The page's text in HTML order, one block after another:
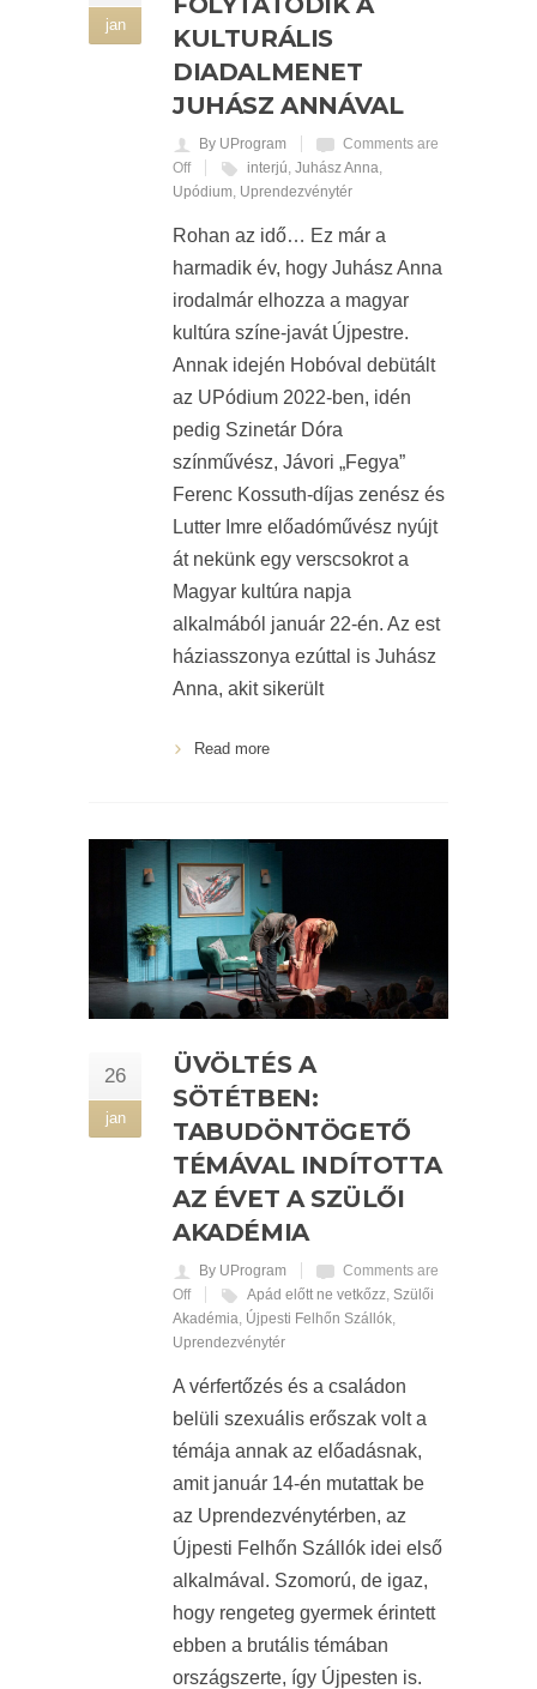
jan
KULTURÁLIS
DIADALMENET
JUHÁSZ ANNÁVAL
By UProgram
Comments are
Off
interjú, Juhász Anna,
Upódium, Uprendezvénytér
Rohan az idő… Ez már a
harmadik év, hogy Juhász Anna
irodalmár elhozza a magyar
kultúra színe-javát Újpestre.
Annak idején Hobóval debütált
az UPódium 2022-ben, idén
pedig Szinetár Dóra
színművész, Jávori „Fegya”
Ferenc Kossuth-díjas zenész és
Lutter Imre előadóművész nyújt
át nekünk egy verscsokrot a
Magyar kultúra napja
alkalmából január 22-én. Az est
háziasszonya ezúttal is Juhász
Anna, akit sikerült
Read more
26
jan
ÜVÖLTÉS A
SÖTÉTBEN:
TABUDÖNTÖGETŐ
TÉMÁVAL INDÍTOTTA
AZ ÉVET A SZÜLŐI
AKADÉMIA
By UProgram
Comments are
Off
Apád előtt ne vetkőzz, Szülői
Akadémia, Újpesti Felhőn Szállók,
Uprendezvénytér
A vérfertőzés és a családon
belüli szexuális erőszak volt a
témája annak az előadásnak,
amit január 14-én mutattak be
az Uprendezvénytérben, az
Újpesti Felhőn Szállók idei első
alkalmával. Szomorú, de igaz,
hogy rengeteg gyermek érintett
ebben a brutális témában
országszerte, így Újpesten is.